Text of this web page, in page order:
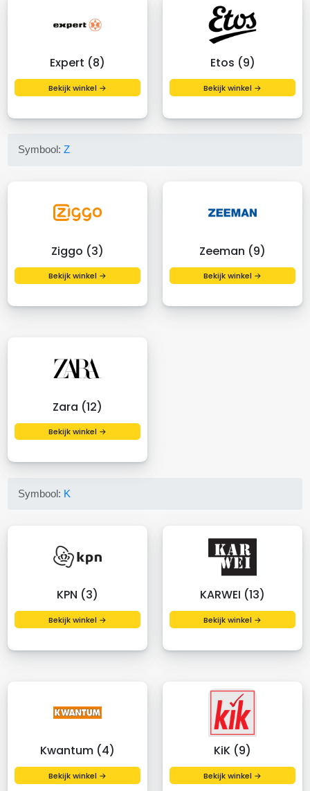
Expert (8)
Bekijk winkel →
Etos (9)
Bekijk winkel →
Symbool:Z
Ziggo (3)
Bekijk winkel →
Zeeman (9)
Bekijk winkel →
Zara (12)
Bekijk winkel →
Symbool: K
KPN (3)
Bekijk winkel →
KARWEI (13)
Bekijk winkel →
Kwantum (4)
Bekijk winkel →
KiK (9)
Bekijk winkel →